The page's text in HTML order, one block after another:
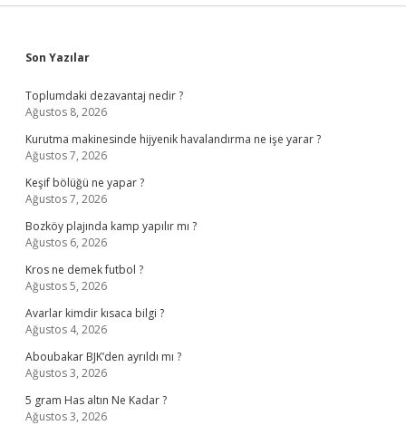
Sidebar
Son Yazılar
Toplumdaki dezavantaj nedir ?
Ağustos 8, 2026
Kurutma makinesinde hijyenik havalandırma ne işe yarar ?
Ağustos 7, 2026
Keşif bölüğü ne yapar ?
Ağustos 7, 2026
Bozköy plajında kamp yapılır mı ?
Ağustos 6, 2026
Kros ne demek futbol ?
Ağustos 5, 2026
Avarlar kimdir kısaca bilgi ?
Ağustos 4, 2026
Aboubakar BJK’den ayrıldı mı ?
Ağustos 3, 2026
5 gram Has altın Ne Kadar ?
Ağustos 3, 2026